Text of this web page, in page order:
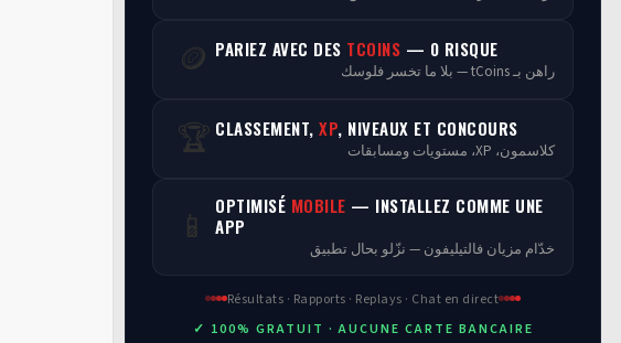
🪙 PARIEZ AVEC DES TCOINS — 0 RISQUE
راهن بـ tCoins — بلا ما تخسر فلوسك
🏆 CLASSEMENT, XP, NIVEAUX ET CONCOURS
كلاسمون، XP، مستويات ومسابقات
📱 OPTIMISÉ MOBILE — INSTALLEZ COMME UNE
APP
خدّام مزيان فالتيليفون — نزّلو بحال تطبيق
Résultats · Rapports · Replays · Chat en direct
✓ 100% GRATUIT · AUCUNE CARTE BANCAIRE